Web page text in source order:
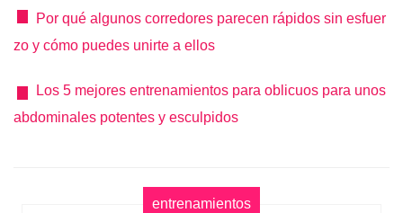
Por qué algunos corredores parecen rápidos sin esfuer
zo y cómo puedes unirte a ellos
Los 5 mejores entrenamientos para oblicuos para unos
abdominales potentes y esculpidos
entrenamientos